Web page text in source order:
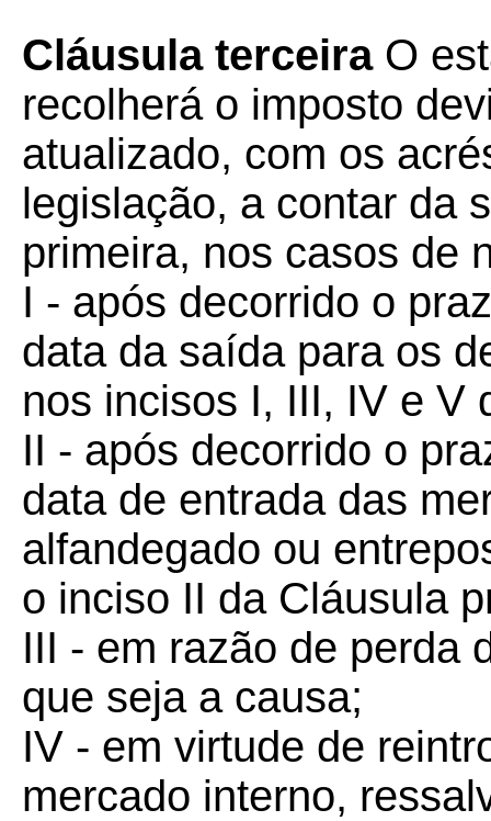
Cláusula terceira O
recolherá o imposto
atualizado, com os
legislação, a contar da
primeira, nos casos de
I - após decorrido o
data da saída para os
nos incisos I, III, IV e V
II - após decorrido o
data de entrada das
alfandegado ou
o inciso II da Cláusula
III - em razão de perda
que seja a causa;
IV - em virtude de
mercado interno,